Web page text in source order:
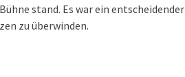
stand. Es war ein entscheidender
zu überwinden.